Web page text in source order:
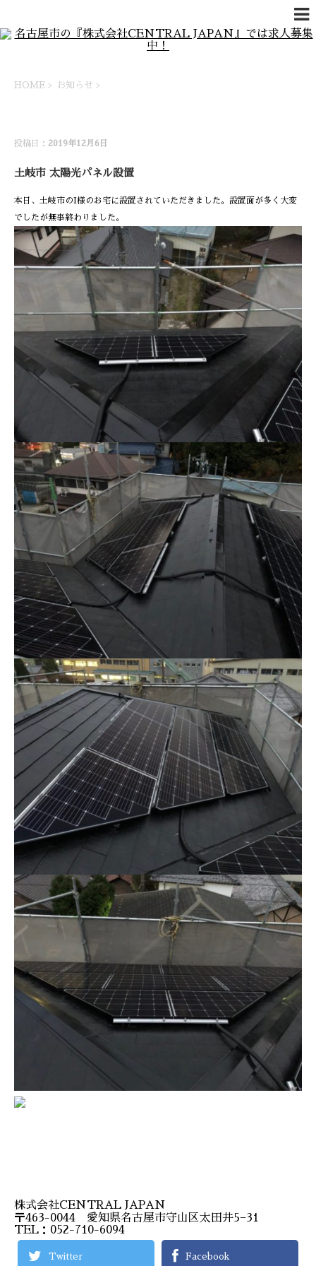
HOME > お知らせ >
投稿日： 2019年12月6日
土岐市 太陽光パネル設置
本日、土岐市のI様のお宅に設置されていただきました。設置面が多く大変
でしたが無事終わりました。
株式会社CENTRAL JAPAN
〒463-0044 愛知県名古屋市守山区太田井5−31
TEL：052-710-6094
Twitter Facebook